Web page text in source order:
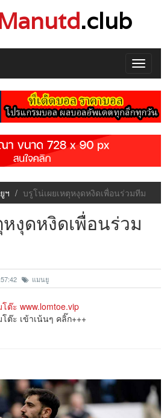
.club
Toggle
ฯ บรูโน่เผยเหตุหงุดหงิดเพื่อนร่วมทีม
งุดหงิดเพื่อนร่วม
แมนยู
ต๊ะ www.lomtoe.vip
ต๊ะ เข้าเน้นๆ คลิ๊ก+++